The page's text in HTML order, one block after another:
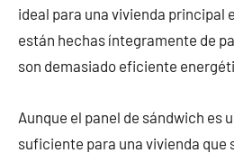
ideal para una vivienda principal
están hechas íntegramente de
son demasiado eficiente
Aunque el panel de sándwich es
suficiente para una vivienda que